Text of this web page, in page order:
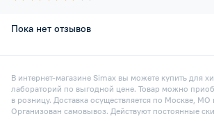
Пока нет отзывов
В интернет-магазине Simax вы можете купить для
лабораторий по выгодной цене. Товар можно
в розницу. Доставка осуществляется по Москве, МО
Организован самовывоз. Действуют постоянные